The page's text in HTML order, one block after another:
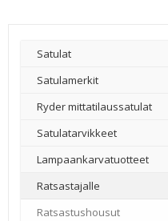
Satulat
Satulamerkit
Ryder mittatilaussatulat
Satulatarvikkeet
–
Lampaankarvatuotteet
Ratsastajalle
Ratsastushousut